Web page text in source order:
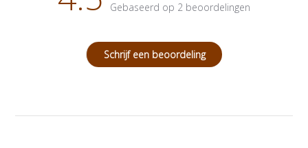
Gebaseerd op 2 beoordelingen
Schrijf een beoordeling